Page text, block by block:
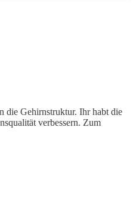
die Gehirnstruktur. Ihr habt die
verbessern. Zum